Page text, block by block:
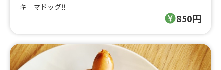
キ－マドッグ‼️
850円